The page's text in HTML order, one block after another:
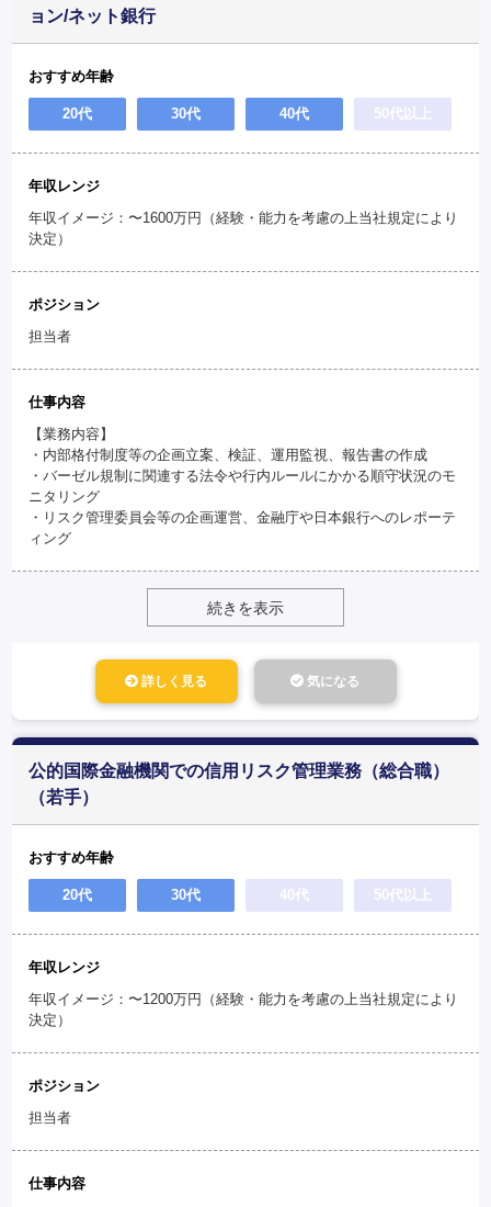
ョン/ネット銀行
おすすめ年齢
20代 30代 40代 50代以上
年収レンジ
年収イメージ：〜1600万円（経験・能力を考慮の上当社規定により
決定）
ポジション
担当者
仕事内容
【業務内容】
・内部格付制度等の企画立案、検証、運用監視、報告書の作成
・バーゼル規制に関連する法令や行内ルールにかかる順守状況のモ
ニタリング
・リスク管理委員会等の企画運営、金融庁や日本銀行へのレポーテ
ィング
続きを表示
詳しく見る 気になる
公的国際金融機関での信用リスク管理業務（総合職）
（若手）
おすすめ年齢
20代 30代 40代 50代以上
年収レンジ
年収イメージ：〜1200万円（経験・能力を考慮の上当社規定により
決定）
ポジション
担当者
仕事内容